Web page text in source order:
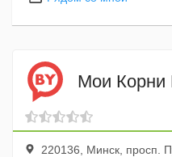
Мои
220136, Минск, просп.